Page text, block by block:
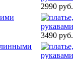
2990 руб.
3490 руб.